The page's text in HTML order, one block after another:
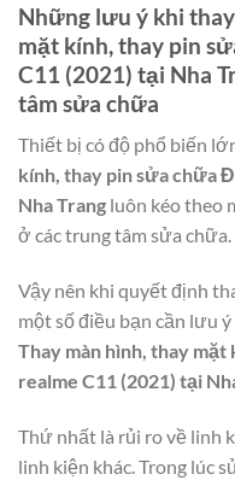
Những lưu ý khi
mặt kính, thay pin
C11 (2021) tại Nha
tâm sửa chữa
Thiết bị có độ phổ biến
kính, thay pin sửa chữa
Nha Trang luôn kéo theo
ở các trung tâm sửa chữa.
Vậy nên khi quyết định
một số điều bạn cần lưu
Thay màn hình, thay
realme C11 (2021) tại
Thứ nhất là rủi ro về linh
linh kiện khác. Trong lúc